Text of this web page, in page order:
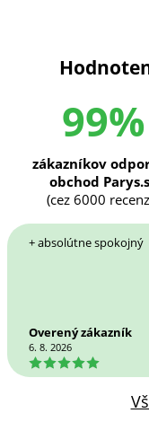
99%
zákazníkov
obchod
(cez 6000
+ absolútne spokojný
Overený zákazník
6. 8. 2026
5